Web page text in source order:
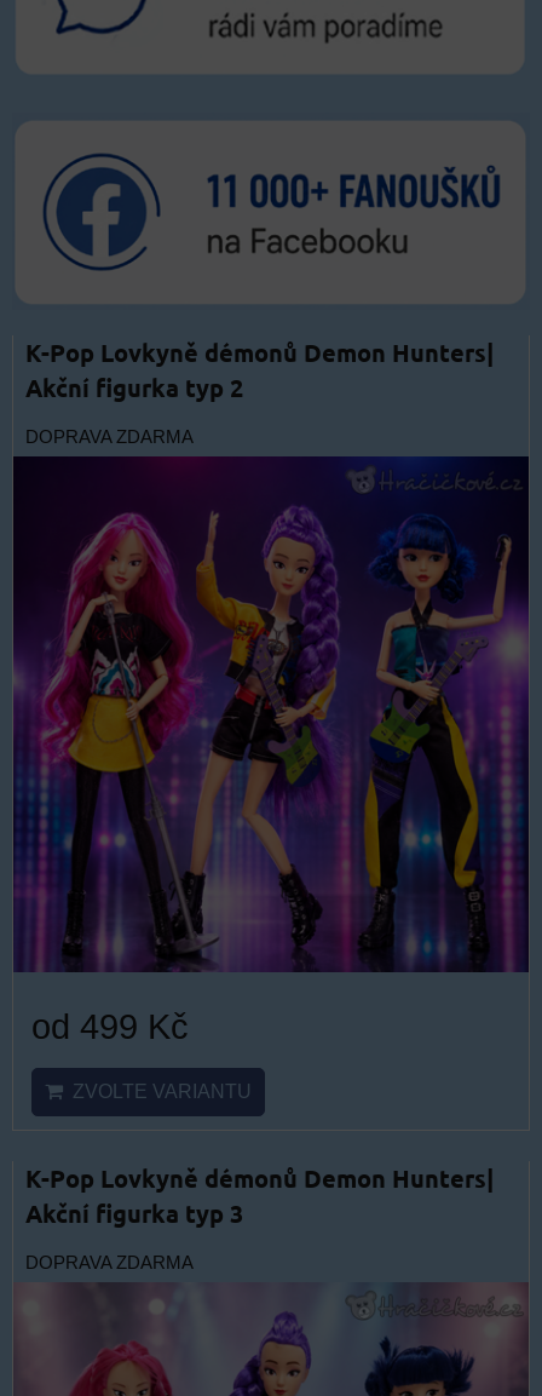
K-Pop Lovkyně démonů Demon Hunters|
Akční figurka typ 2
DOPRAVA ZDARMA
od 499 Kč
ZVOLTE VARIANTU
K-Pop Lovkyně démonů Demon Hunters|
Akční figurka typ 3
DOPRAVA ZDARMA